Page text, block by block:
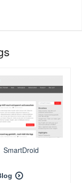
SmartDroid